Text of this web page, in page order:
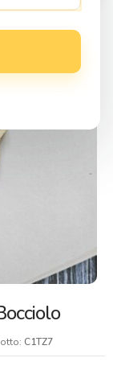
C1TZ7